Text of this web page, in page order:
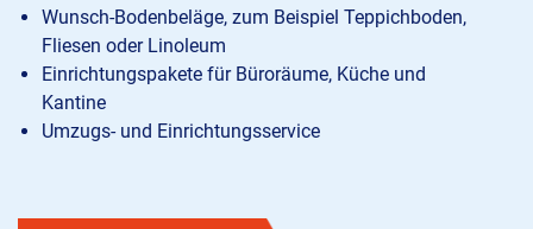
Wunsch-Bodenbeläge, zum Beispiel Teppichboden,
Fliesen oder Linoleum
Einrichtungspakete für Büroräume, Küche und
Kantine
Umzugs- und Einrichtungsservice